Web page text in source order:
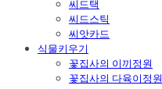
씨드택
씨드스틱
씨앗카드
식물키우기
꽃집사의 이끼정원
꽃집사의 다육이정원